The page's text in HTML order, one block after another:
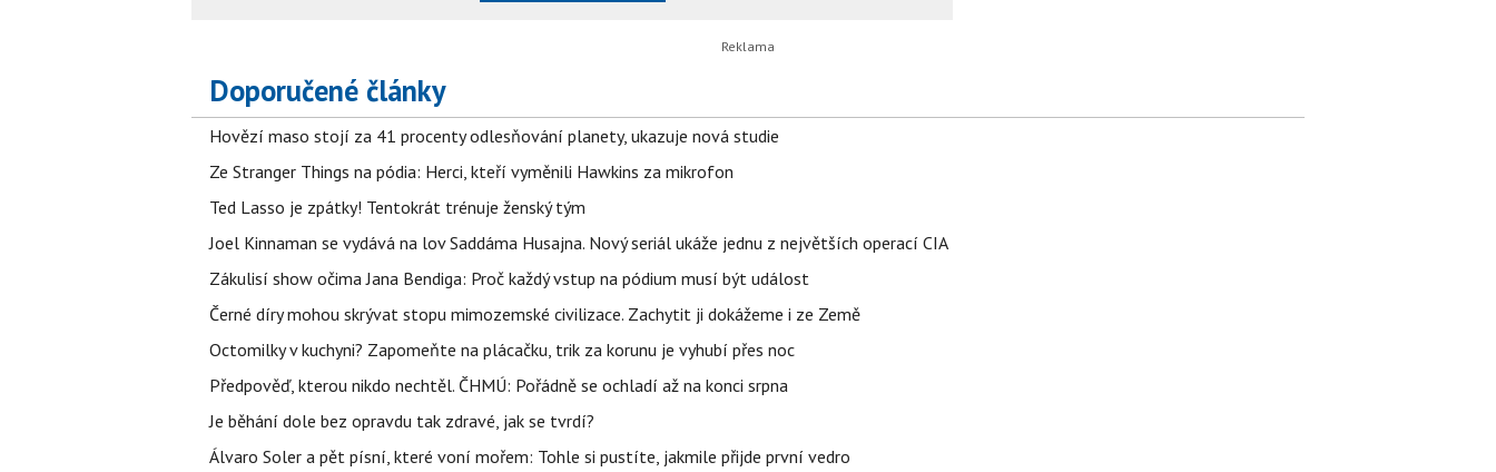
Doporučené články
Hovězí maso stojí za 41 procenty odlesňování planety, ukazuje nová studie
Ze Stranger Things na pódia: Herci, kteří vyměnili Hawkins za mikrofon
Ted Lasso je zpátky! Tentokrát trénuje ženský tým
Joel Kinnaman se vydává na lov Saddáma Husajna. Nový seriál ukáže jednu z největších operací CIA
Zákulisí show očima Jana Bendiga: Proč každý vstup na pódium musí být událost
Černé díry mohou skrývat stopu mimozemské civilizace. Zachytit ji dokážeme i ze Země
Octomilky v kuchyni? Zapomeňte na plácačku, trik za korunu je vyhubí přes noc
Předpověď, kterou nikdo nechtěl. ČHMÚ: Pořádně se ochladí až na konci srpna
Je běhání dole bez opravdu tak zdravé, jak se tvrdí?
Álvaro Soler a pět písní, které voní mořem: Tohle si pustíte, jakmile přijde první vedro